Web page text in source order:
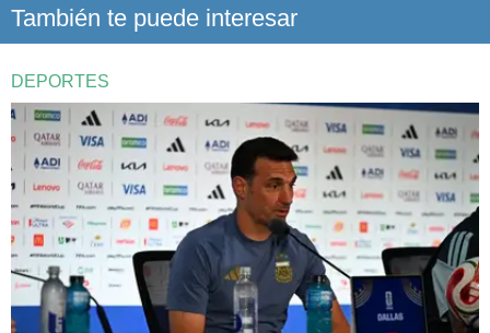
También te puede interesar
DEPORTES